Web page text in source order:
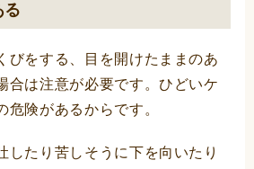
る
びをする、目を開けたままのあ
合は注意が必要です。ひどいケ
危険があるからです。
したり苦しそうに下を向いたり